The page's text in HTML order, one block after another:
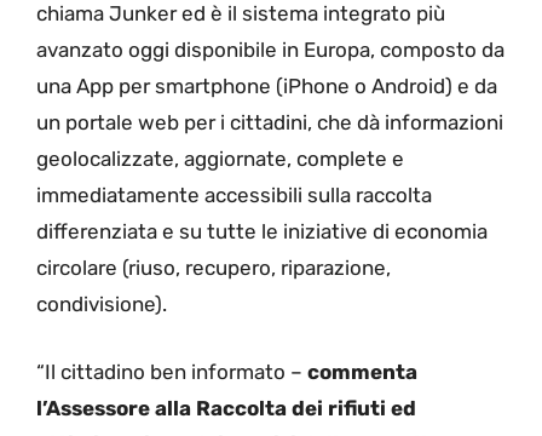
chiama Junker ed è il sistema integrato più
avanzato oggi disponibile in Europa, composto da
una App per smartphone (iPhone o Android) e da
un portale web per i cittadini, che dà informazioni
geolocalizzate, aggiornate, complete e
immediatamente accessibili sulla raccolta
differenziata e su tutte le iniziative di economia
circolare (riuso, recupero, riparazione,
condivisione).
“Il cittadino ben informato – commenta
l’Assessore alla Raccolta dei rifiuti ed